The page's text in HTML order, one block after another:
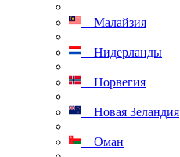
Малайзия
Нидерланды
Норвегия
Новая Зеландия
Оман